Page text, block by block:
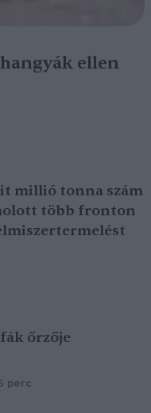
ellen
millió tonna szám
több fronton
őrzője
perc